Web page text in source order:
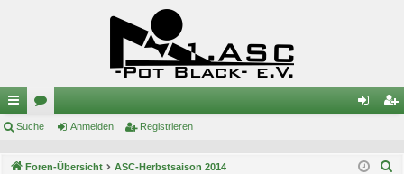
ch or
Suche Anmelden Registrieren
Foren-Übersicht ASC-Herbstsaison 2014